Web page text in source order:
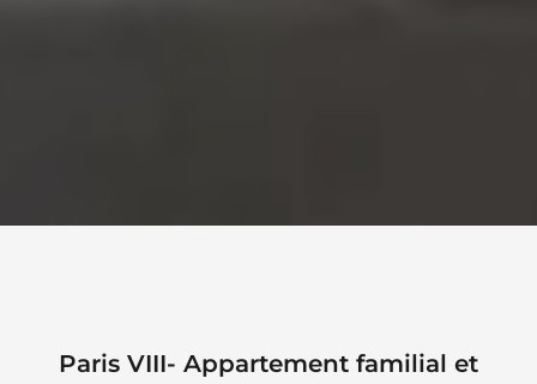
Paris VIII- Appartement familial et